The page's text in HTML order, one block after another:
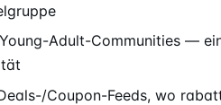
Adult-Communities —
Coupon-Feeds, wo